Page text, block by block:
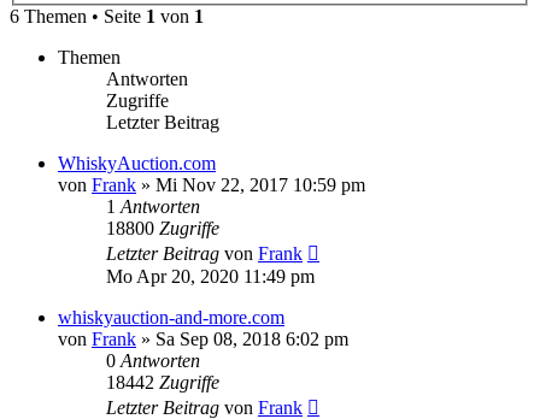
6 Themen • Seite 1 von 1
Themen
Antworten
Zugriffe
Letzter Beitrag
WhiskyAuction.com
von Frank » Mi Nov 22, 2017 10:59 pm
1 Antworten
18800 Zugriffe
Letzter Beitrag von Frank
Mo Apr 20, 2020 11:49 pm
whiskyauction-and-more.com
von Frank » Sa Sep 08, 2018 6:02 pm
0 Antworten
18442 Zugriffe
Letzter Beitrag von Frank